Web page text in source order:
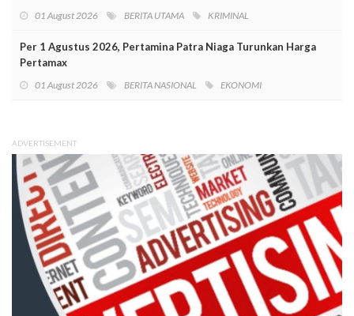
01 August 2026 BERITA UTAMA KRIMINAL
Per 1 Agustus 2026, Pertamina Patra Niaga Turunkan Harga
Pertamax
01 August 2026 BERITA NASIONAL EKONOMI
ADVERTISEMENT